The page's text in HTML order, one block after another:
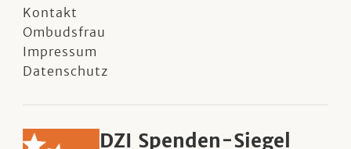
Kontakt
Ombudsfrau
Impressum
Datenschutz
DZI Spenden-Siegel